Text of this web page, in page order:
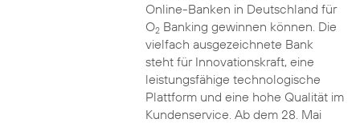
Online-Banken in Deutschland für
O2Banking gewinnen können. Die
vielfach ausgezeichnete Bank
steht für Innovationskraft, eine
leistungsfähige technologische
Plattform und eine hohe Qualität im
Kundenservice. Ab dem 28. Mai